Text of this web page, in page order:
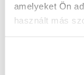
amelyeket Ön
használt más
Gyakori